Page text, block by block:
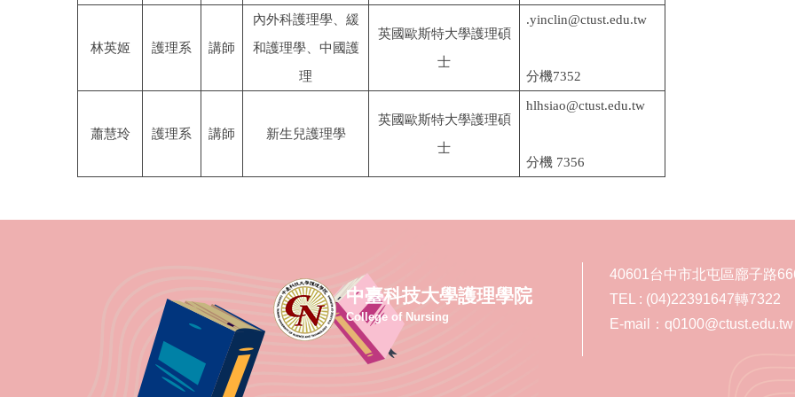
林英姬 護理系 講師
內外科護理學、緩
和護理學、中國護
理
英國歐斯特大學護理碩
士
.yinclin@ctust.edu.tw
分機7352
蕭慧玲 護理系 講師 新生兒護理學
英國歐斯特大學護理碩
士
hlhsiao@ctust.edu.tw
分機 7356
中臺科技大學護理學院
College of Nursing
40601台中市北屯區廍子路
TEL : (04)22391647轉7322
E-mail：q0100@ctust.edu.tw